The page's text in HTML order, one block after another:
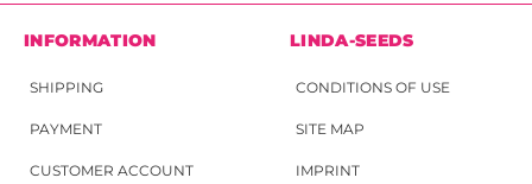
INFORMATION
SHIPPING
PAYMENT
CUSTOMER ACCOUNT
LINDA-SEEDS
CONDITIONS OF USE
SITE MAP
IMPRINT